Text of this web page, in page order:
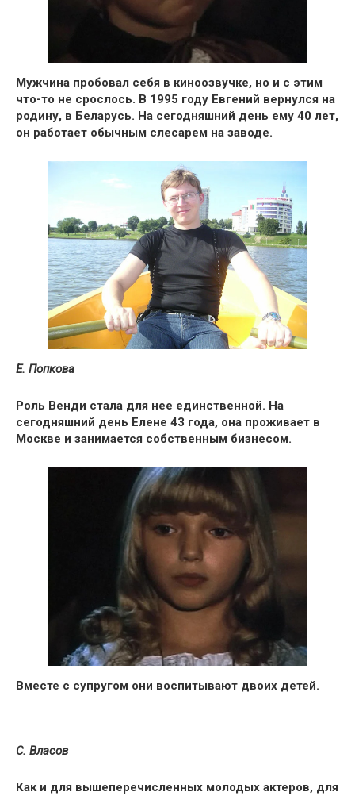
Мужчина пробовал себя в киноозвучке, но и с этим
что-то не срослось. В 1995 году Евгений вернулся на
родину, в Беларусь. На сегодняшний день ему 40 лет,
он работает обычным слесарем на заводе.
Е. Попкова
Роль Венди стала для нее единственной. На
сегодняшний день Елене 43 года, она проживает в
Москве и занимается собственным бизнесом.
Вместе с супругом они воспитывают двоих детей.
С. Власов
Как и для вышеперечисленных молодых актеров, для